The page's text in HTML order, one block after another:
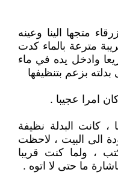
متجها الينا وعينه
مترعة بالماء كدت
وادخل يده في ماء
بزعم بتنظيفها
امرا عجيبا .
كانت البدلة نظيفة
الى البيت ، لاحظت
، ولما كنت قريبا
ما حتى لا اتوه .